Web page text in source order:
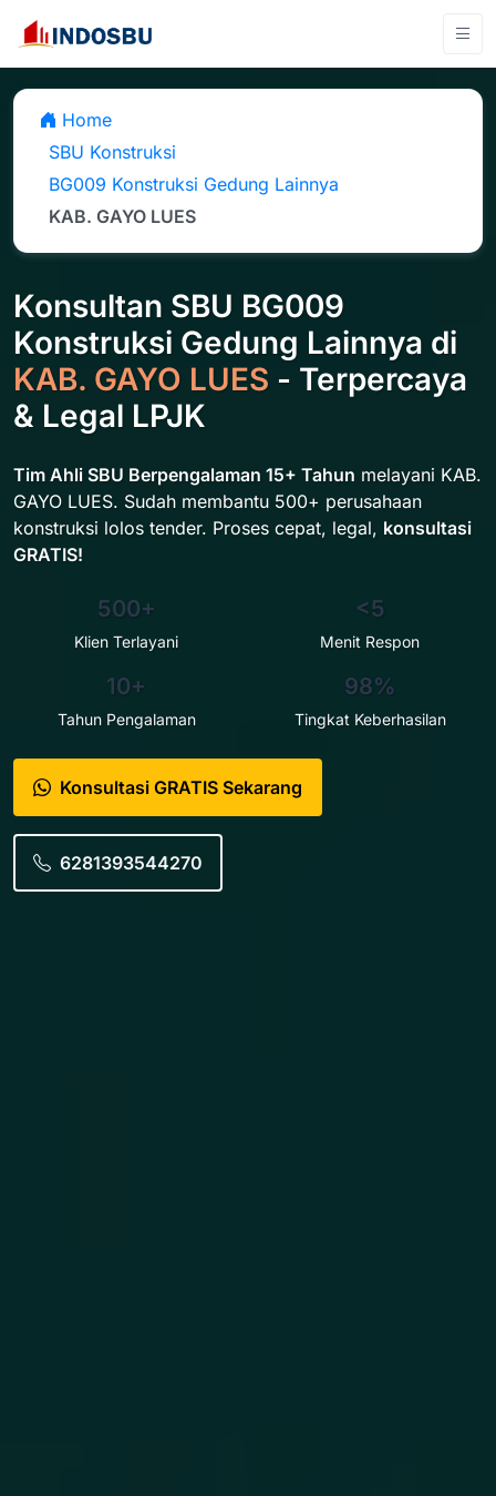
Home
SBU Konstruksi
BG009 Konstruksi Gedung Lainnya
KAB. GAYO LUES
Konsultan SBU BG009
Konstruksi Gedung Lainnya di
KAB. GAYO LUES - Terpercaya
& Legal LPJK
Tim Ahli SBU Berpengalaman 15+ Tahun melayani KAB.
GAYO LUES. Sudah membantu 500+ perusahaan
konstruksi lolos tender. Proses cepat, legal, konsultasi
GRATIS!
500+
Klien Terlayani
<5
Menit Respon
10+
Tahun Pengalaman
98%
Tingkat Keberhasilan
Konsultasi GRATIS Sekarang
6281393544270